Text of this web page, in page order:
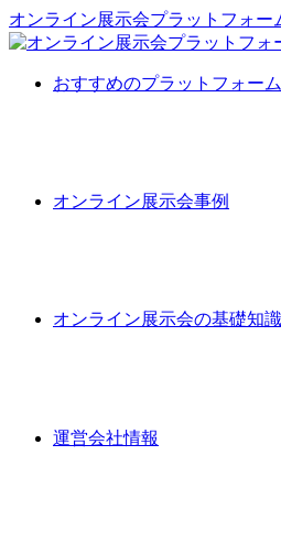
オンライン展示会プラットフォー
おすすめのプラットフォー
オンライン展示会事例
オンライン展示会の基礎知識
運営会社情報